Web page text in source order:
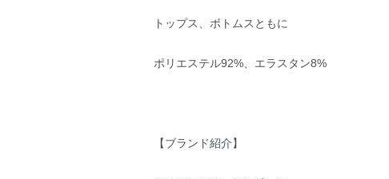
トップス、ボトムスともに
ポリエステル92%、エラスタン8%
【ブランド紹介】